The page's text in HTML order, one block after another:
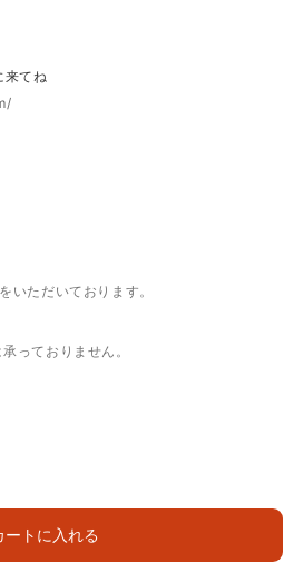
来てね
いただいております。
っておりません。
ートに入れる